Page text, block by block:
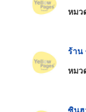
หมว
ร้าน
หมว
ซินฮ